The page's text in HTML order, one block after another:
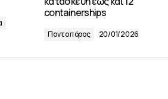
containerships
Ποντοπόρος 20/01/2026